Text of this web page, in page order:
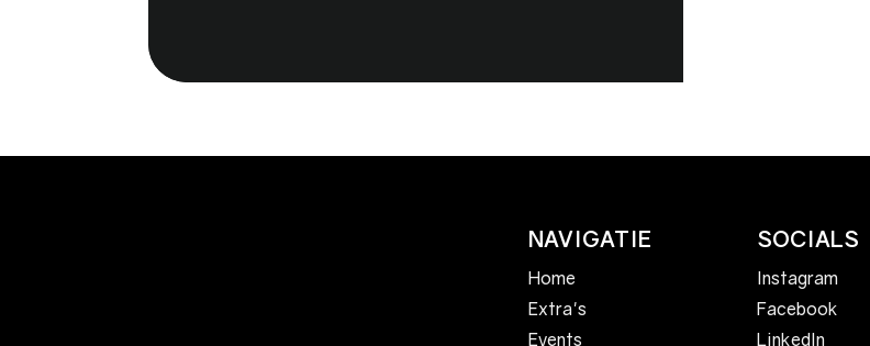
NAVIGATIE
Home
Extra's
Events
SOCIALS
Instagram
Facebook
LinkedIn